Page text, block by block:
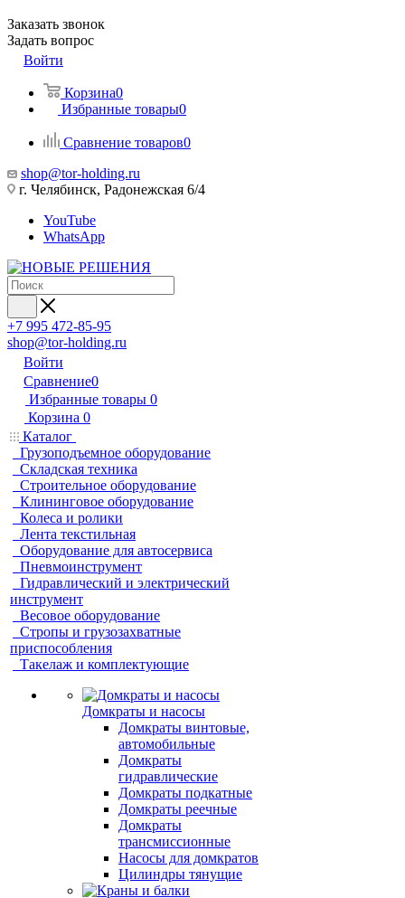
Заказать звонок
Задать вопрос
Войти
Корзина0
Избранные товары0
Сравнение товаров0
shop@tor-holding.ru
г. Челябинск, Радонежская 6/4
YouTube
WhatsApp
+7 995 472-85-95
shop@tor-holding.ru
Войти
Сравнение0
Избранные товары 0
Корзина 0
Каталог
Грузоподъемное оборудование
Складская техника
Строительное оборудование
Клининговое оборудование
Колеса и ролики
Лента текстильная
Оборудование для автосервиса
Пневмоинструмент
Гидравлический и электрический
инструмент
Весовое оборудование
Стропы и грузозахватные
приспособления
Такелаж и комплектующие
Домкраты и насосы
Домкраты винтовые,
автомобильные
Домкраты
гидравлические
Домкраты подкатные
Домкраты реечные
Домкраты
трансмиссионные
Насосы для домкратов
Цилиндры тянущие